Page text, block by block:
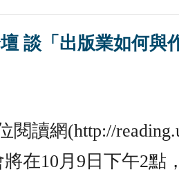
談「出版業如何與
閱讀網(http://
在10月9日下午2點